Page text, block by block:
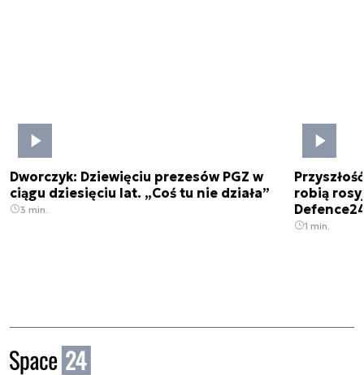
Dworczyk: Dziewięciu prezesów PGZ w
ciągu dziesięciu lat. „Coś tu nie działa”
3 min.
robią
1 min.